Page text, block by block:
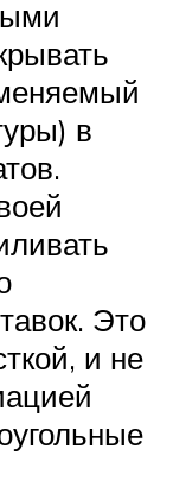
в
Это
и не